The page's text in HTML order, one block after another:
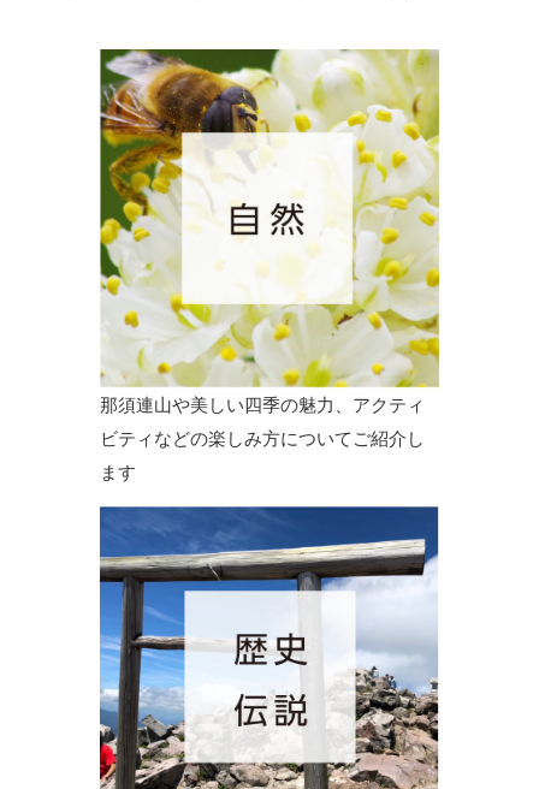
那須連山や美しい四季の魅力、アクティ
ビティなどの楽しみ方についてご紹介し
ます